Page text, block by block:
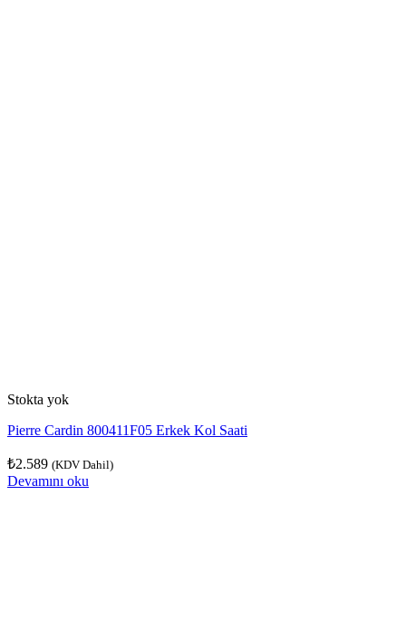
Stokta yok
Pierre Cardin 800411F05 Erkek Kol Saati
₺2.589 (KDV Dahil)
Devamını oku